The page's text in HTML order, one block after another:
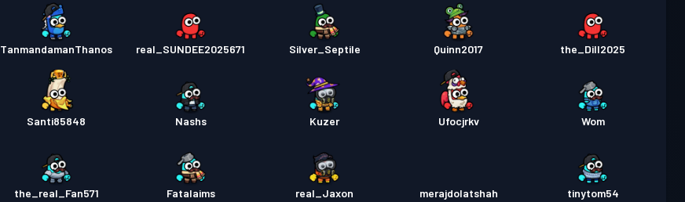
TanmandamanThanos real_SUNDEE2025671 Silver_Septile Quinn2017 the_Dill2025
Santi85848 Nashs Kuzer Ufocjrkv Wom
the_real_Fan571 Fatalaims real_Jaxon merajdolatshah tinytom54